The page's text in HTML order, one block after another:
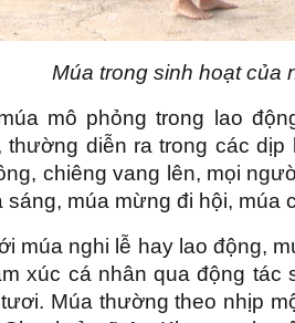
Múa trong sinh hoạt của
mô phỏng trong lao
thường diễn ra trong các
chiêng vang lên, mọi
sáng, múa mừng đi hội, múa
múa nghi lễ hay lao động,
xúc cá nhân qua động tác
Múa thường theo nhịp